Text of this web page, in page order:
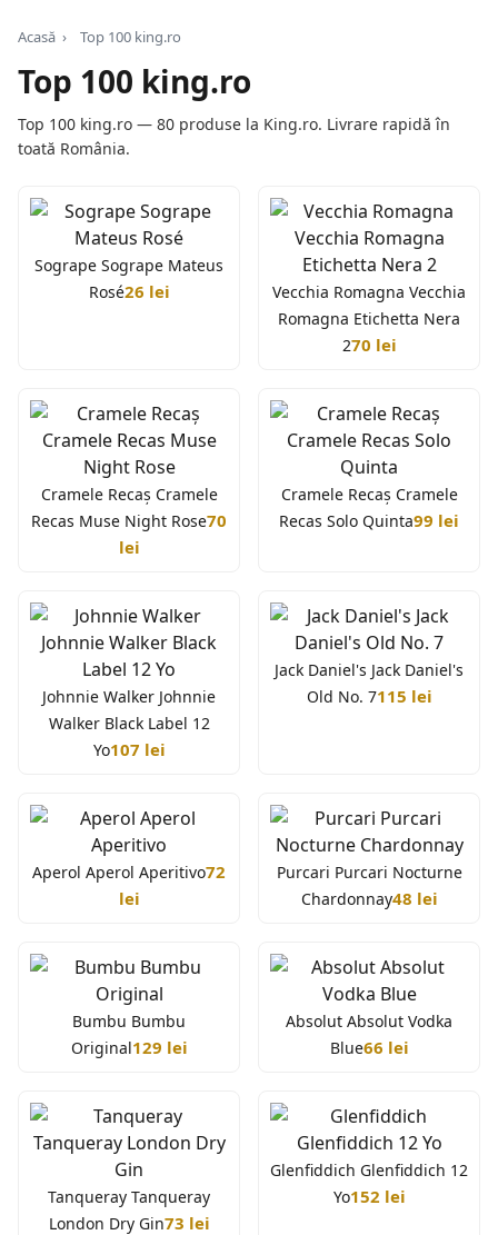
Acasă › Top 100 king.ro
Top 100 king.ro
Top 100 king.ro — 80 produse la King.ro. Livrare rapidă în
toată România.
Sogrape Sogrape Mateus
Rosé26 lei
Vecchia Romagna Vecchia
Romagna Etichetta Nera
270 lei
Cramele Recaș Cramele
Recas Muse Night Rose70
lei
Cramele Recaș Cramele
Recas Solo Quinta99 lei
Johnnie Walker Johnnie
Walker Black Label 12
Yo107 lei
Jack Daniel's Jack Daniel's
Old No. 7115 lei
Aperol Aperol Aperitivo72
lei
Purcari Purcari Nocturne
Chardonnay48 lei
Bumbu Bumbu
Original129 lei
Absolut Absolut Vodka
Blue66 lei
Tanqueray Tanqueray
London Dry Gin73 lei
Glenfiddich Glenfiddich 12
Yo152 lei